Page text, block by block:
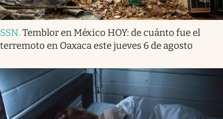
SSN. Temblor en México HOY: de cuánto fue el
terremoto en Oaxaca este jueves 6 de agosto